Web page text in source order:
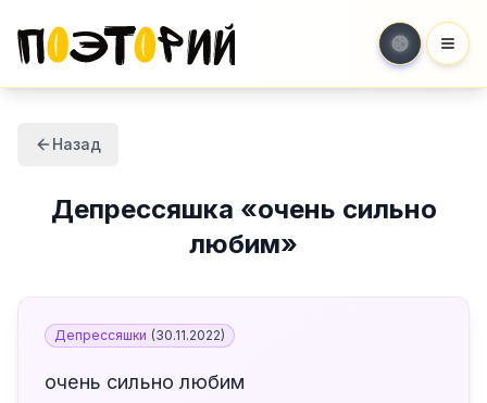
Назад
Депрессяшка «очень сильно
любим»
Депрессяшки (30.11.2022)
очень сильно любим